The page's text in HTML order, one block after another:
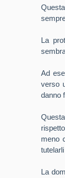
La
Ad
verso
danno
meno
La